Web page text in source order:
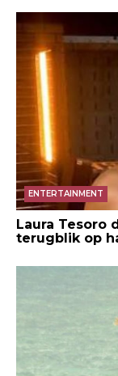
ENTERTAINMENT
Laura Tesoro
terugblik op